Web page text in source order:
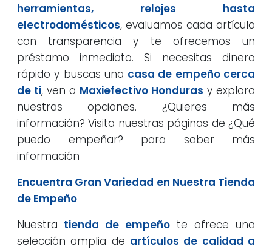
herramientas, relojes hasta
electrodomésticos, evaluamos cada artículo
con transparencia y te ofrecemos un
préstamo inmediato. Si necesitas dinero
rápido y buscas una casa de empeño cerca
de ti, ven a Maxiefectivo Honduras y explora
nuestras opciones. ¿Quieres más
información? Visita nuestras páginas de ¿Qué
puedo empeñar? para saber más
información
Encuentra Gran Variedad en Nuestra Tienda
de Empeño
Nuestra tienda de empeño te ofrece una
selección amplia de artículos de calidad a